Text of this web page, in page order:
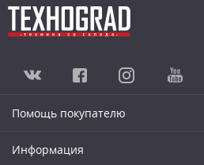
Помощь покупателю
Информация